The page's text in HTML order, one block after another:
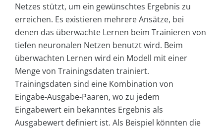
Netzes stützt, um ein gewünschtes Ergebnis zu
erreichen. Es existieren mehrere Ansätze, bei
denen das überwachte Lernen beim Trainieren von
tiefen neuronalen Netzen benutzt wird. Beim
überwachten Lernen wird ein Modell mit einer
Menge von Trainingsdaten trainiert.
Trainingsdaten sind eine Kombination von
Eingabe-Ausgabe-Paaren, wo zu jedem
Eingabewert ein bekanntes Ergebnis als
Ausgabewert definiert ist. Als Beispiel könnten die